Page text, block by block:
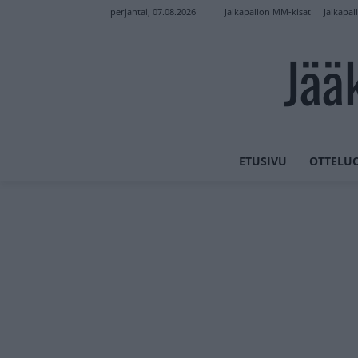
perjantai, 07.08.2026 Jalkapallon MM-kisat
ETUSIVU